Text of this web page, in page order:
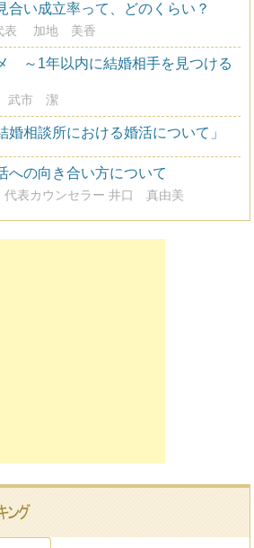
合い成立率って、どのくらい？
表 加地 美香
～1年以内に結婚相手を見つける
武市 潔
婚相談所における婚活について」
への向き合い方について
代表カウンセラー 井口 真由美